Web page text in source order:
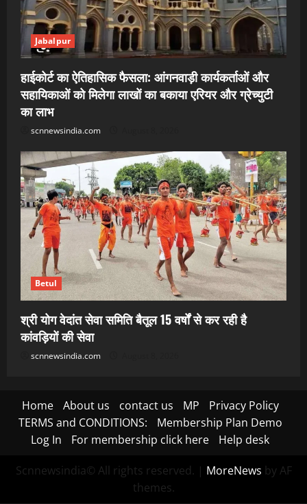
Jabalpur
हाईकोर्ट का ऐतिहासिक फैसला: आंगनवाड़ी कार्यकर्ताओं और
सहायिकाओं को मिलेगा लाखों का बकाया एरियर और ग्रेच्युटी
का लाभ
scnnewsindia.com
Betul
श्री योग वेदांत सेवा समिति बैतूल 15 वर्षों से कर रही है
कांवड़ियों की सेवा
scnnewsindia.com
Home About us contact us MP
Privacy Policy
TERMS and CONDITIONS:
Membership Plan Demo
Log In
For membership click here Help desk
Scnnewsindia© All rights reserved. | MoreNews by AF
themes.